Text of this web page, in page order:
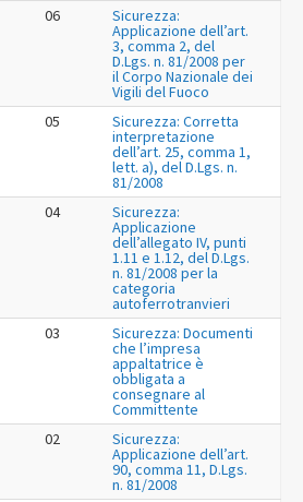
06 Sicurezza:
Applicazione dell’art.
3, comma 2, del
D.Lgs. n. 81/2008 per
il Corpo Nazionale dei
Vigili del Fuoco
05 Sicurezza: Corretta
interpretazione
dell’art. 25, comma 1,
lett. a), del D.Lgs. n.
81/2008
04 Sicurezza:
Applicazione
dell’allegato IV, punti
1.11 e 1.12, del D.Lgs.
n. 81/2008 per la
categoria
autoferrotranvieri
03 Sicurezza: Documenti
che l’impresa
appaltatrice è
obbligata a
consegnare al
Committente
02 Sicurezza:
Applicazione dell’art.
90, comma 11, D.Lgs.
n. 81/2008